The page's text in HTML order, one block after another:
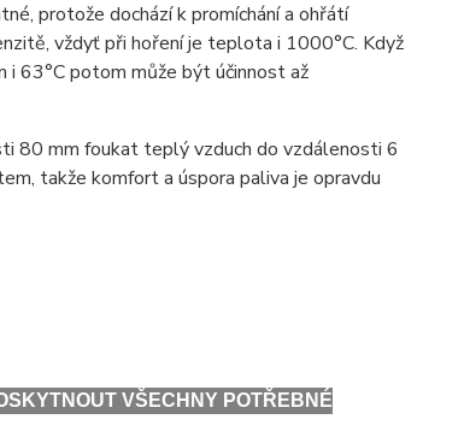
protože dochází k promíchání a ohřátí
vždyť při hoření je teplota i 1000°C. Když
i 63°C potom může být účinnost až
80 mm foukat teplý vzduch do vzdálenosti 6
takže komfort a úspora paliva je opravdu
VŠECHNY POTŘEBNÉ